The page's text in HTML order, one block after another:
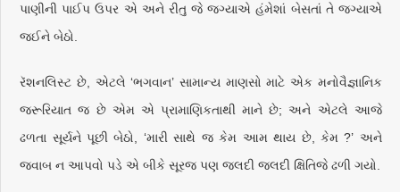
પાણીની પાઈપ ઉપર એ અને રીતુ જે જગ્યાએ હંમેશાં બેસતાં તે જગ્યાએ
જઈને બેઠો.
રૅશનલિસ્ટ છે, એટલે ‘ભગવાન’ સામાન્ય માણસો માટે એક મનોવૈજ્ઞાનિક
જરૂરિયાત જ છે એમ એ પ્રામાણિકતાથી માને છે; અને એટલે આજે
ઢળતા સૂર્યને પૂછી બેઠો, ‘મારી સાથે જ કેમ આમ થાય છે, કેમ ?’ અને
જવાબ ન આપવો પડે એ બીકે સૂરજ પણ જલદી જલદી ક્ષિતિજે ઢળી ગયો.